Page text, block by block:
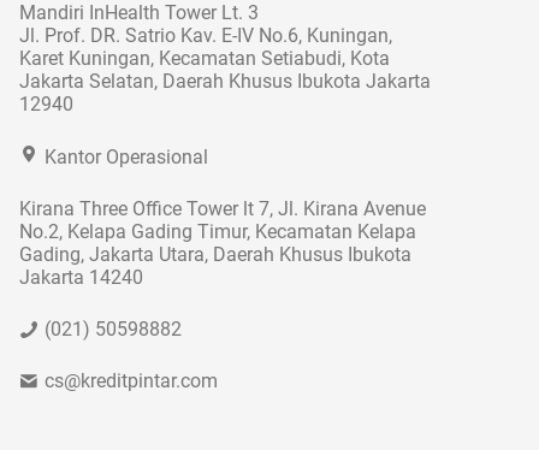
Mandiri InHealth Tower Lt. 3
Jl. Prof. DR. Satrio Kav. E-IV No.6, Kuningan,
Karet Kuningan, Kecamatan Setiabudi, Kota
Jakarta Selatan, Daerah Khusus Ibukota Jakarta
12940
Kantor Operasional
Kirana Three Office Tower lt 7, Jl. Kirana Avenue
No.2, Kelapa Gading Timur, Kecamatan Kelapa
Gading, Jakarta Utara, Daerah Khusus Ibukota
Jakarta 14240
(021) 50598882
cs@kreditpintar.com